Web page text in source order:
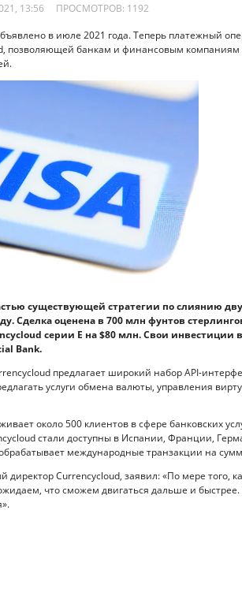
13:56 ПРОСМОТРОВ: 1192
в июле 2021 года. Теперь платежный
позволяющей банкам и финансовым компаниям
существующей стратегии по слиянию
Сделка оценена в 700 млн фунтов
серии E на $80 млн. Свои инвестиции
Bank.
предлагает широкий набор API-
услуги обмена валюты, управления
около 500 клиентов в сфере банковских
стали доступны в Испании, Франции,
международные транзакции на
директор Currencycloud, заявил: «По мере того,
что сможем двигаться дальше и